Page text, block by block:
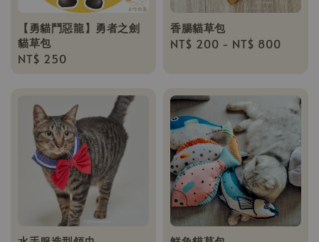
【勇貓鬥惡龍】勇者之劍
貓草包
Regular
NT$ 250
香腸貓草包
Regular
NT$ 200 - NT$ 800